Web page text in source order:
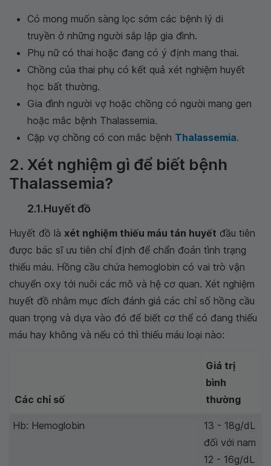
Có mong muốn sàng lọc sớm các bệnh lý di
truyền ở những người sắp lập gia đình.
Phụ nữ có thai hoặc đang có ý định mang thai.
Chồng của thai phụ có kết quả xét nghiệm huyết
học bất thường.
Gia đình người vợ hoặc chồng có người mang gen
hoặc mắc bệnh Thalassemia.
Cặp vợ chồng có con mắc bệnh Thalassemia.
2. Xét nghiệm gì để biết bệnh
Thalassemia?
2.1.Huyết đồ
Huyết đồ là xét nghiệm thiếu máu tán huyết đầu tiên
được bác sĩ ưu tiên chỉ định để chẩn đoán tình trạng
thiếu máu. Hồng cầu chứa hemoglobin có vai trò vận
chuyển oxy tới nuôi các mô và hệ cơ quan. Xét nghiệm
huyết đồ nhằm mục đích đánh giá các chỉ số hồng cầu
quan trọng và dựa vào đó để biết cơ thể có đang thiếu
máu hay không và nếu có thì thiếu máu loại nào:
Các chỉ số
Giá trị
bình
thường
Hb: Hemoglobin
13 - 18g/dL
đối với nam
12 - 16g/dL